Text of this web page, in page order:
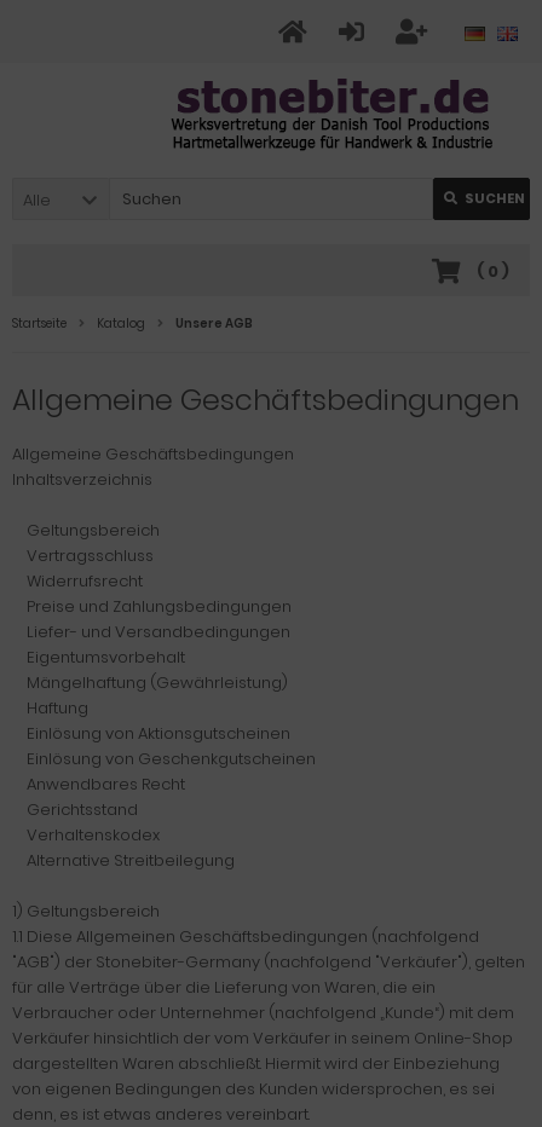
Alle SUCHEN
( 0 )
Startseite Katalog Unsere AGB
Allgemeine Geschäftsbedingungen
Allgemeine Geschäftsbedingungen
Inhaltsverzeichnis
Geltungsbereich
Vertragsschluss
Widerrufsrecht
Preise und Zahlungsbedingungen
Liefer- und Versandbedingungen
Eigentumsvorbehalt
Mängelhaftung (Gewährleistung)
Haftung
Einlösung von Aktionsgutscheinen
Einlösung von Geschenkgutscheinen
Anwendbares Recht
Gerichtsstand
Verhaltenskodex
Alternative Streitbeilegung
1) Geltungsbereich
1.1 Diese Allgemeinen Geschäftsbedingungen (nachfolgend
"AGB") der Stonebiter-Germany (nachfolgend "Verkäufer"), gelten
für alle Verträge über die Lieferung von Waren, die ein
Verbraucher oder Unternehmer (nachfolgend „Kunde“) mit dem
Verkäufer hinsichtlich der vom Verkäufer in seinem Online-Shop
dargestellten Waren abschließt. Hiermit wird der Einbeziehung
von eigenen Bedingungen des Kunden widersprochen, es sei
denn, es ist etwas anderes vereinbart.